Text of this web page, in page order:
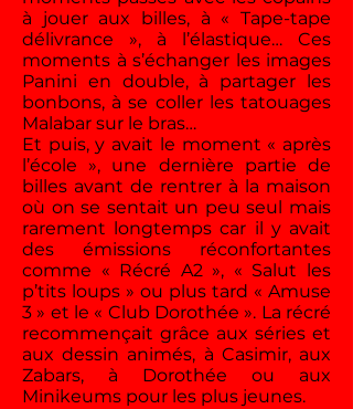
à jouer aux billes, à « Tape-tape
délivrance », à l’élastique… Ces
moments à s’échanger les images
Panini en double, à partager les
bonbons, à se coller les tatouages
Malabar sur le bras…
Et puis, y avait le moment « après
l’école », une dernière partie de
billes avant de rentrer à la maison
où on se sentait un peu seul mais
rarement longtemps car il y avait
des émissions réconfortantes
comme « Récré A2 », « Salut les
p’tits loups » ou plus tard « Amuse
3 » et le « Club Dorothée ». La récré
recommençait grâce aux séries et
aux dessin animés, à Casimir, aux
Zabars, à Dorothée ou aux
Minikeums pour les plus jeunes.